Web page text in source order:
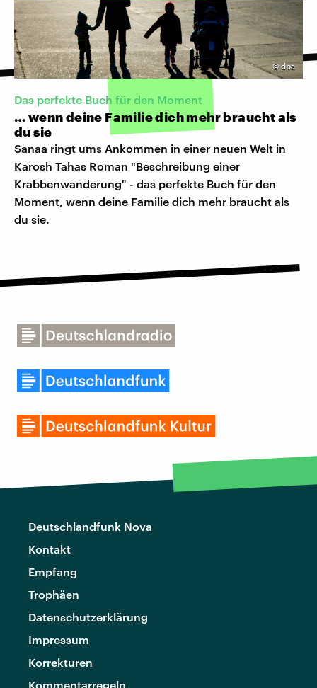
© dpa
Das perfekte Buch für den Moment
… wenn deine Familie dich mehr braucht als
du sie
Sanaa ringt ums Ankommen in einer neuen Welt in
Karosh Tahas Roman "Beschreibung einer
Krabbenwanderung" - das perfekte Buch für den
Moment, wenn deine Familie dich mehr braucht als
du sie.
Deutschlandfunk Nova
Kontakt
Empfang
Trophäen
Datenschutzerklärung
Impressum
Korrekturen
Kommentarregeln